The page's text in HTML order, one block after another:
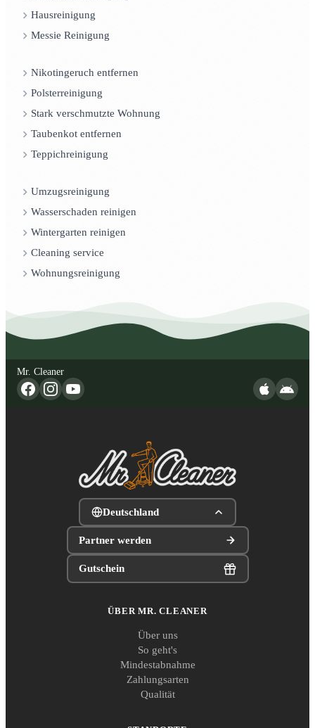
Hausreinigung
Messie Reinigung
Nikotingeruch entfernen
Polsterreinigung
Stark verschmutzte Wohnung
Taubenkot entfernen
Teppichreinigung
Umzugsreinigung
Wasserschaden reinigen
Wintergarten reinigen
Cleaning service
Wohnungsreinigung
Mr. Cleaner
Deutschland
Partner werden
Gutschein
ÜBER MR. CLEANER
Über uns
So geht's
Mindestabnahme
Zahlungsarten
Qualität